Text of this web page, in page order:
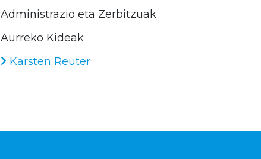
Administrazio eta Zerbitzuak
Aurreko Kideak
Karsten Reuter